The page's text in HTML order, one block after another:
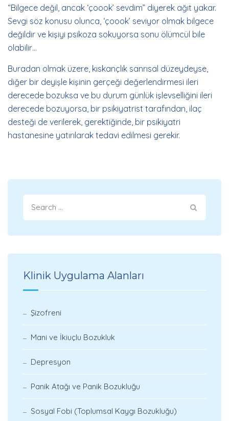
“Bilgece değil, ancak ‘çoook’ sevdim” diyerek ağıt yakar.
Sevgi söz konusu olunca, ‘çoook’ seviyor olmak bilgece
değildir ve kişiyi psikoza sokuyorsa sonu ölümcül bile
olabilir…
Buradan olmak üzere, kıskançlık sanrısal düzeydeyse,
diğer bir deyişle kişinin gerçeği değerlendirmesi ileri
derecede bozuksa ve bu durum günlük işlevselliğini ileri
derecede bozuyorsa, bir psikiyatrist tarafından, ilaç
desteği de verilerek, gerektiğinde, bir psikiyatri
hastanesine yatırılarak tedavi edilmesi gerekir.
Klinik Uygulama Alanları
Şizofreni
Mani ve İkiuçlu Bozukluk
Depresyon
Panik Atağı ve Panik Bozukluğu
Sosyal Fobi (Toplumsal Kaygı Bozukluğu)